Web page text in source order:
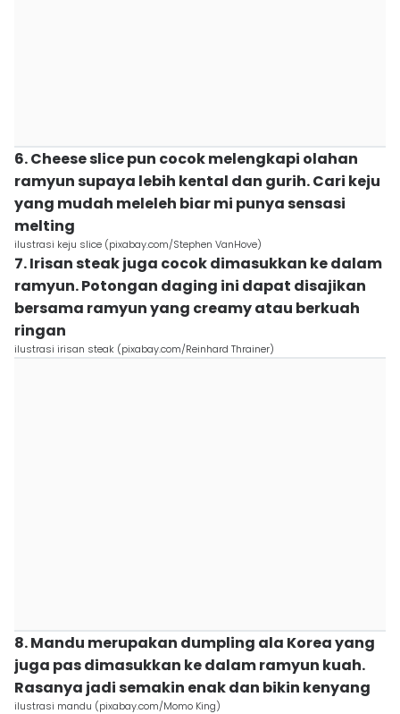
6. Cheese slice pun cocok melengkapi olahan
ramyun supaya lebih kental dan gurih. Cari keju
yang mudah meleleh biar mi punya sensasi
melting
ilustrasi keju slice (pixabay.com/Stephen VanHove)
7. Irisan steak juga cocok dimasukkan ke dalam
ramyun. Potongan daging ini dapat disajikan
bersama ramyun yang creamy atau berkuah
ringan
ilustrasi irisan steak (pixabay.com/Reinhard Thrainer)
8. Mandu merupakan dumpling ala Korea yang
juga pas dimasukkan ke dalam ramyun kuah.
Rasanya jadi semakin enak dan bikin kenyang
ilustrasi mandu (pixabay.com/Momo King)